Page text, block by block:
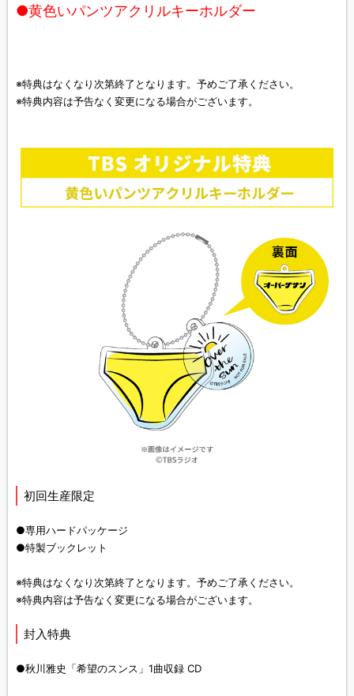
●黄色いパンツアクリルキーホルダー
※特典はなくなり次第終了となります。予めご了承ください。
※特典内容は予告なく変更になる場合がございます。
初回生産限定
●専用ハードパッケージ
●特製ブックレット
※特典はなくなり次第終了となります。予めご了承ください。
※特典内容は予告なく変更になる場合がございます。
封入特典
●秋川雅史「希望のスンス」1曲収録 CD